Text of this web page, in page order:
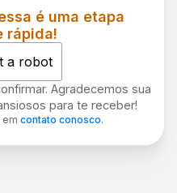
é uma etapa
rápida!
a robot
Agradecemos sua
para te receber!
em contato conosco.